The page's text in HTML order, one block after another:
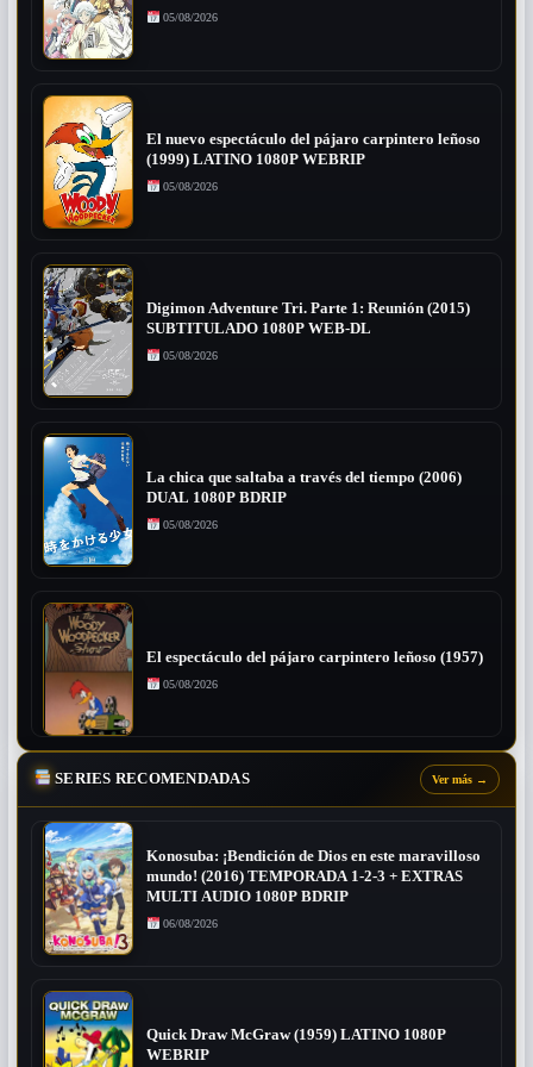
05/08/2026
El nuevo espectáculo del pájaro carpintero leñoso
(1999) LATINO 1080P WEBRIP
05/08/2026
Digimon Adventure Tri. Parte 1: Reunión (2015)
SUBTITULADO 1080P WEB-DL
05/08/2026
La chica que saltaba a través del tiempo (2006)
DUAL 1080P BDRIP
05/08/2026
El espectáculo del pájaro carpintero leñoso (1957)
05/08/2026
SERIES RECOMENDADAS Ver más →
Konosuba: ¡Bendición de Dios en este maravilloso
mundo! (2016) TEMPORADA 1-2-3 + EXTRAS
MULTI AUDIO 1080P BDRIP
06/08/2026
Quick Draw McGraw (1959) LATINO 1080P
WEBRIP